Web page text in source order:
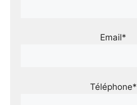
Email*
Téléphone*